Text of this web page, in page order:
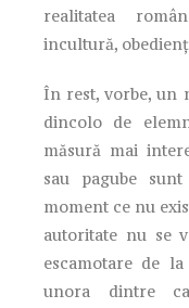
realitatea
incultură,
În rest, vorbe, un
dincolo de
măsură mai
sau pagube
moment ce nu
autoritate nu se
escamotare de
unora dintre